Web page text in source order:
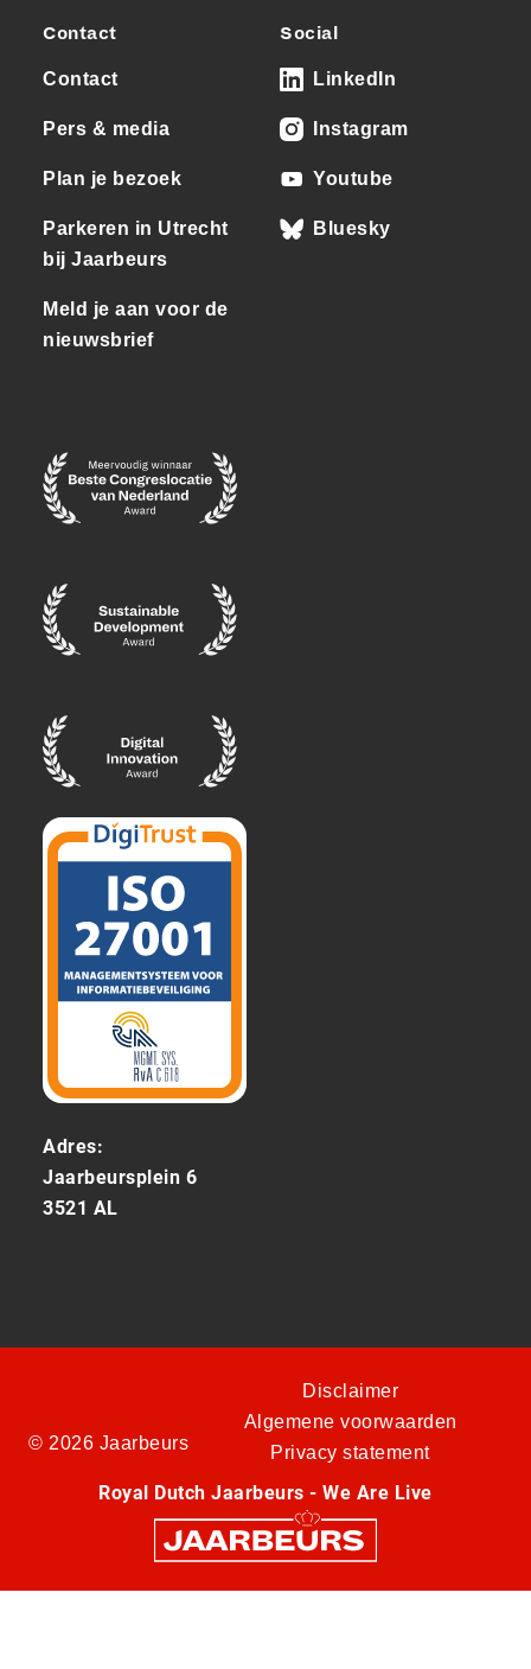
Contact
Contact
Pers & media
Plan je bezoek
Parkeren in Utrecht
bij Jaarbeurs
Meld je aan voor de
nieuwsbrief
Adres:
Jaarbeursplein 6
3521 AL
Social
LinkedIn
Instagram
Youtube
Bluesky
© 2026 Jaarbeurs
Disclaimer
Algemene voorwaarden
Privacy statement
Royal Dutch Jaarbeurs - We Are Live